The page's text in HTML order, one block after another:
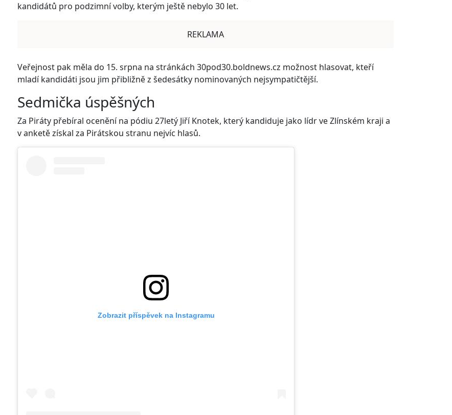
kandidátů pro podzimní volby, kterým ještě nebylo 30 let.
REKLAMA
Veřejnost pak měla do 15. srpna na stránkách 30pod30.boldnews.cz možnost hlasovat, kteří
mladí kandidáti jsou jim přibližně z šedesátky nominovaných nejsympatičtější.
Sedmička úspěšných
Za Piráty přebíral ocenění na pódiu 27letý Jiří Knotek, který kandiduje jako lídr ve Zlínském kraji a
v anketě získal za Pirátskou stranu nejvíc hlasů.
Zobrazit příspěvek na Instagramu